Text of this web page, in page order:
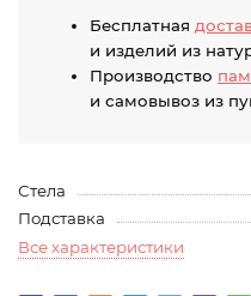
Бесплатная
и изделий из
Производство
и самовывоз из
Стела
Подставка
Все характеристики